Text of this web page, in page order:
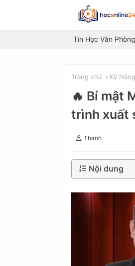
Tin Học Văn Phòng
Trang chủ Kỹ Năng
🔥 Bí mật
trình xuất
Thanh
Nội dung